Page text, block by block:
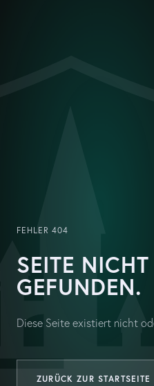
FEHLER 404
SEITE NICHT
GEFUNDEN.
Diese Seite existiert nicht
ZURÜCK ZUR STARTSEITE